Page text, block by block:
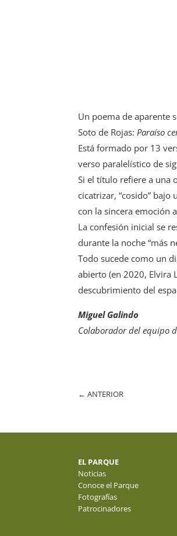
Un poema de aparente
Soto de Rojas: Paraíso
Está formado por 13
verso paralelístico de
Si el título refiere a una
cicatrizar, “cosido”
con la sincera emoción
La confesión inicial se
durante la noche “más
Todo sucede como un
abierto (en 2020,
descubrimiento del
Miguel Galindo
Colaborador del equipo
←ANTERIOR
EL PARQUE
Noticias
Conoce el Parque
Fotografías
Patrocinadores